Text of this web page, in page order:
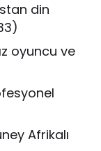
din
oyuncu ve
Afrikalı